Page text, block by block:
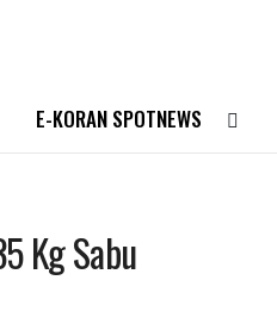
E-KORAN SPOTNEWS
Kg Sabu